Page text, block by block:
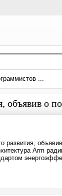
...
объявив о
развития,
Arm